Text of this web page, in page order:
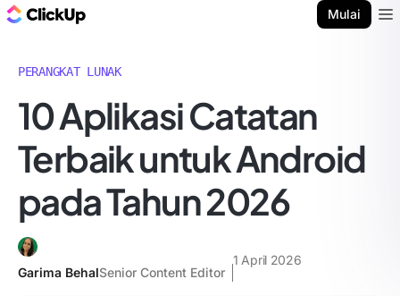
Mulai
PERANGKAT LUNAK
10 Aplikasi Catatan
Terbaik untuk Android
pada Tahun 2026
Garima BehalSenior Content Editor
1 April 2026